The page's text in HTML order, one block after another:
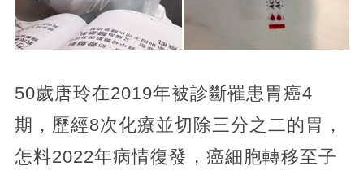
50歲唐玲在2019年被診斷罹患胃癌4
期，歷經8次化療並切除三分之二的胃，
怎料2022年病情復發，癌細胞轉移至子